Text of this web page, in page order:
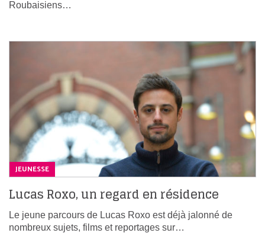
Roubaisiens…
JEUNESSE
Lucas Roxo, un regard en résidence
Le jeune parcours de Lucas Roxo est déjà jalonné de
nombreux sujets, films et reportages sur…